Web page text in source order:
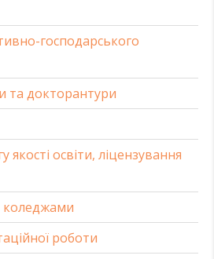
господарського
та докторантури
якості освіти, ліцензування
коледжами
роботи